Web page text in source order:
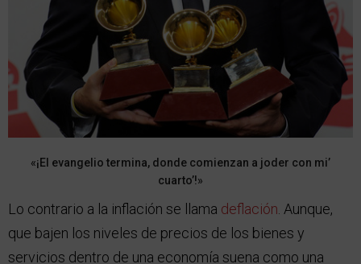
«¡El evangelio termina, donde comienzan a joder con mi’
cuarto’!»
Lo contrario a la inflación se llama deflación . Aunque,
que bajen los niveles de precios de los bienes y
servicios dentro de una economía suena como una